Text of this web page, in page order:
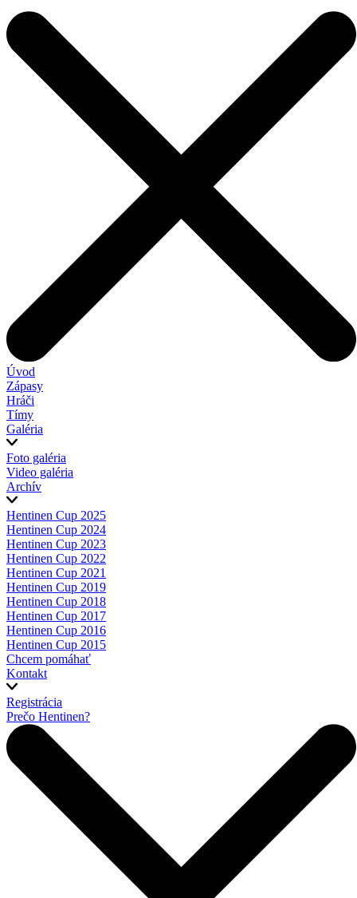
Úvod
Zápasy
Hráči
Tímy
Galéria
Foto galéria
Video galéria
Archív
Hentinen Cup 2025
Hentinen Cup 2024
Hentinen Cup 2023
Hentinen Cup 2022
Hentinen Cup 2021
Hentinen Cup 2019
Hentinen Cup 2018
Hentinen Cup 2017
Hentinen Cup 2016
Hentinen Cup 2015
Chcem pomáhať
Kontakt
Registrácia
Prečo Hentinen?